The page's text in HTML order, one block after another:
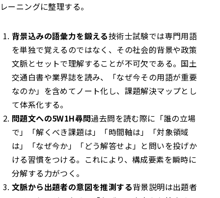
レーニングに整理する。
背景込みの語彙力を鍛える技術士試験では専門用語
を単独で覚えるのではなく、その社会的背景や政策
文脈とセットで理解することが不可欠である。国土
交通白書や業界誌を読み、「なぜ今その用語が重要
なのか」を含めてノート化し、課題解決マップとし
て体系化する。
問題文への5W1H尋問過去問を読む際に「誰の立場
で」「解くべき課題は」「時間軸は」「対象領域
は」「なぜ今か」「どう解答せよ」と問いを投げか
ける習慣をつける。これにより、構成要素を瞬時に
分解する力がつく。
文脈から出題者の意図を推測する背景説明は出題者